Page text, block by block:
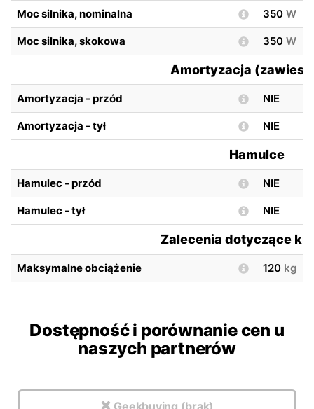
Moc silnika, nominalna 350 W
Moc silnika, skokowa 350 W
Amortyzacja
Amortyzacja - przód NIE
Amortyzacja - tył NIE
Hamulce
Hamulec - przód NIE
Hamulec - tył NIE
Zalecenia dotyczące
Maksymalne obciążenie 120 kg
Dostępność i porównanie cen u
naszych partnerów